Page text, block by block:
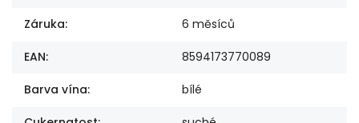
Záruka: 6 měsíců
EAN: 8594173770089
Barva vína: bílé